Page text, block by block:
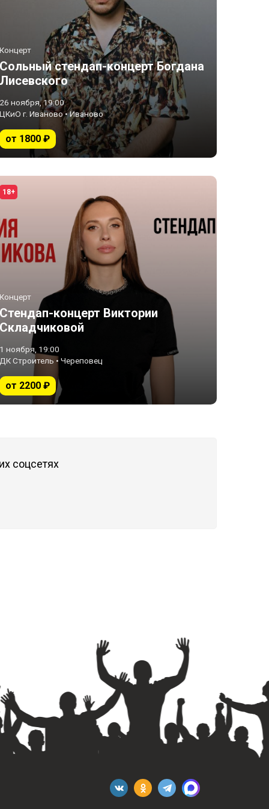
Концерт
Сольный стендап-концерт Богдана
Лисевского
26 ноября, 19:00
ЦКиО г. Иваново • Иваново
от 1800 ₽
18+
Концерт
Стендап-концерт Виктории
Складчиковой
1 ноября, 19:00
ДК Строитель • Череповец
от 2200 ₽
соцсетях